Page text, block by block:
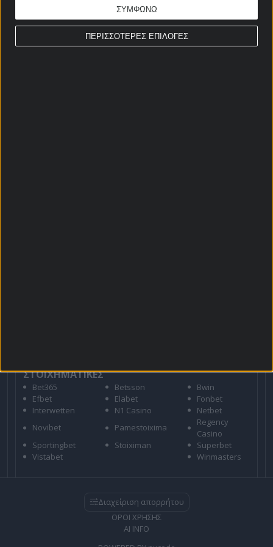
ΠΕΡΙΣΣΟΤΕΡΕΣ ΕΠΙΛΟΓΕΣ
ΣΥΜΦΩΝΩ
ΣΤΟΙΧΗΜΑΤΙΚΕΣ
Bet365 Betsson
Bwin
Efbet
Elabet
Fonbet
Interwetten
N1 Casino
Netbet
Novibet
Pamestoixima
Regency
Casino
Sportingbet
Stoiximan
Superbet
Vistabet
Winmasters
Διαχείριση απορρήτου
ΟΡΟΙ ΧΡΗΣΗΣ
AI INFO